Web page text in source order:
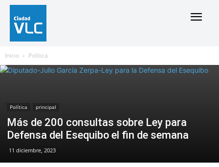
Inicio Política
Política principal
Más de 200 consultas sobre Ley para
Defensa del Esequibo el fin de semana
11 diciembre, 2023